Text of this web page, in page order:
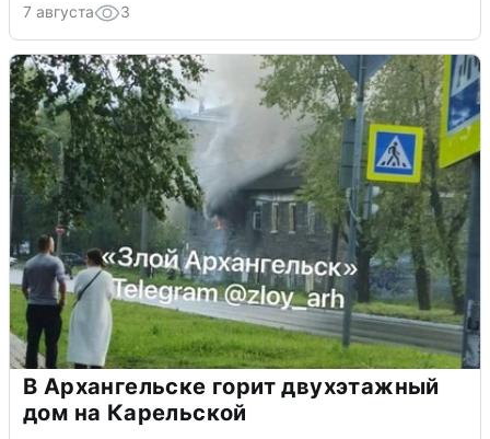
7 августа 3
В Архангельске горит двухэтажный
дом на Карельской